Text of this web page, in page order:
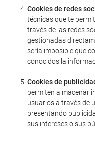
Cookies de redes
técnicas que te
través de las redes
gestionadas
sería imposible que
conocidos la
Cookies de
permiten almacenar
usuarios a través de
presentando
sus intereses o sus